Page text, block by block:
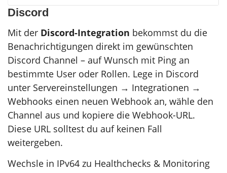
Discord
Mit der Discord-Integration bekommst du die
Benachrichtigungen direkt im gewünschten
Discord Channel – auf Wunsch mit Ping an
bestimmte User oder Rollen. Lege in Discord
unter Servereinstellungen → Integrationen →
Webhooks einen neuen Webhook an, wähle den
Channel aus und kopiere die Webhook-URL.
Diese URL solltest du auf keinen Fall
weitergeben.
Wechsle in IPv64 zu Healthchecks & Monitoring